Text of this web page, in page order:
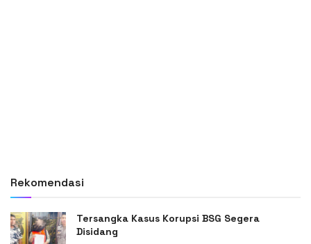
Rekomendasi
Tersangka Kasus Korupsi BSG Segera
Disidang